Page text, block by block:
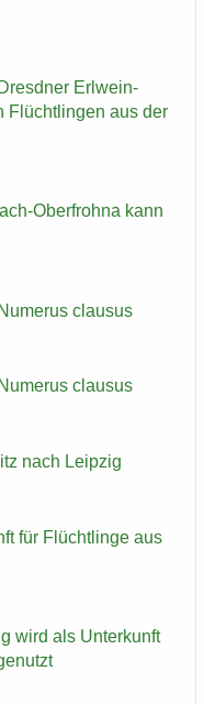
Erlwein-​
Flücht­lin­gen aus der
​Oberfrohna kann
clau­sus
clau­sus
nach Leip­zig
für Flücht­lin­ge aus
wird als Un­ter­kunft